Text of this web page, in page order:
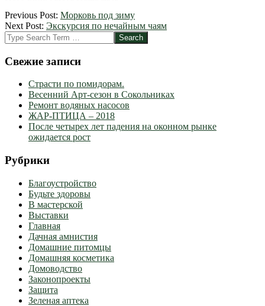
2012-
09-
05
Previous Post: Морковь под зиму
Next Post: Экскурсия по нечайным чаям
Search
Свежие записи
Страсти по помидорам.
Весенний Арт-сезон в Сокольниках
Ремонт водяных насосов
ЖАР-ПТИЦА – 2018
После четырех лет падения на оконном рынке
ожидается рост
Рубрики
Благоустройство
Будьте здоровы
В мастерской
Выставки
Главная
Дачная амнистия
Домашние питомцы
Домашняя косметика
Домоводство
Законопроекты
Защита
Зеленая аптека